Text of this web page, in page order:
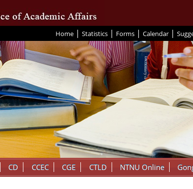
Home | Statistics | Forms | Calendar |
CD CCEC CGE CTLD NTNU Online